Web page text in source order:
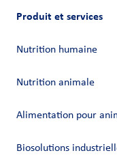
Produit et services
Nutrition humaine
Nutrition animale
Alimentation pour
Biosolutions